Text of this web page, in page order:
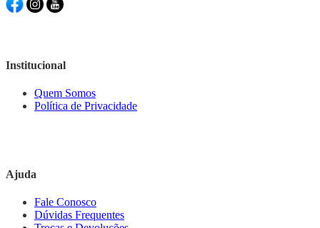
Institucional
Quem Somos
Política de Privacidade
Ajuda
Fale Conosco
Dúvidas Frequentes